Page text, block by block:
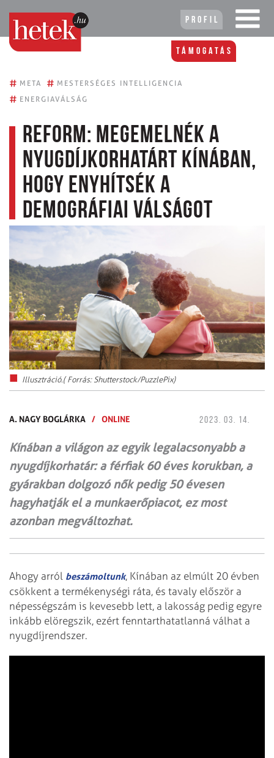
Profil
Támogatás
# META # MESTERSÉGES INTELLIGENCIA
# ENERGIAVÁLSÁG
Reform: megemelnék a
nyugdíjkorhatárt Kínában,
hogy enyhítsék a
demográfiai válságot
Illusztráció.( Forrás: Shutterstock/PuzzlePix)
A. NAGY BOGLÁRKA / ONLINE 2023. 03. 14.
Kínában a világon az egyik legalacsonyabb a
nyugdíjkorhatár: a férfiak 60 éves korukban, a
gyárakban dolgozó nők pedig 50 évesen
hagyhatják el a munkaerőpiacot, ez most
azonban megváltozhat.
Ahogy arról beszámoltunk, Kínában az elmúlt 20 évben
csökkent a termékenységi ráta, és tavaly először a
népességszám is kevesebb lett, a lakosság pedig egyre
inkább elöregszik, ezért fenntarthatatlanná válhat a
nyugdíjrendszer.